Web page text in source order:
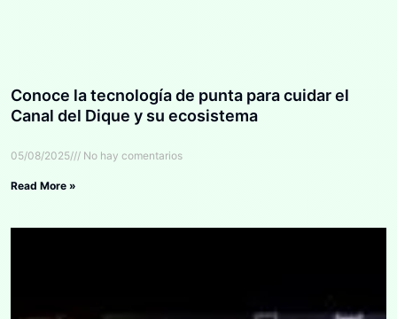
Conoce la tecnología de punta para cuidar el
Canal del Dique y su ecosistema
05/08/2025 No hay comentarios
Read More »